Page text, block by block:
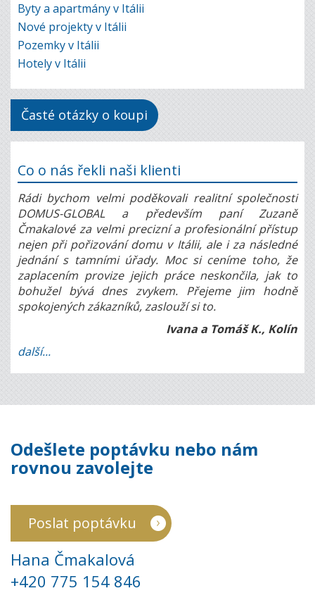
Byty a apartmány v Itálii
Nové projekty v Itálii
Pozemky v Itálii
Hotely v Itálii
Časté otázky o koupi
Co o nás řekli naši klienti
Rádi bychom velmi poděkovali realitní společnosti
DOMUS-GLOBAL a především paní Zuzaně
Čmakalové za velmi precizní a profesionální přístup
nejen při pořizování domu v Itálii, ale i za následné
jednání s tamními úřady. Moc si ceníme toho, že
zaplacením provize jejich práce neskončila, jak to
bohužel bývá dnes zvykem. Přejeme jim hodně
spokojených zákazníků, zaslouží si to.
Ivana a Tomáš K., Kolín
další...
Odešlete poptávku nebo nám
rovnou zavolejte
Poslat poptávku
Hana Čmakalová
+420 775 154 846